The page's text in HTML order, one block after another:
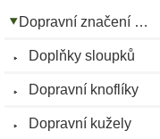
Dopravní značení …
Doplňky sloupků
Dopravní knoflíky
Dopravní kužely